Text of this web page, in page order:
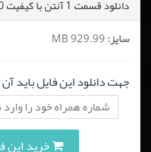
دانلود قسمت 1 آنتن با کیفیت 1080
سایز:
جهت دانلود این فایل باید
خرید این فایل